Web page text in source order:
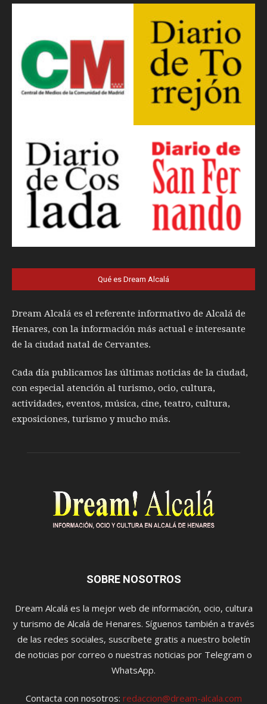
Qué es Dream Alcalá
Dream Alcalá es el referente informativo de Alcalá de
Henares, con la información más actual e interesante
de la ciudad natal de Cervantes.
Cada día publicamos las últimas noticias de la ciudad,
con especial atención al turismo, ocio, cultura,
actividades, eventos, música, cine, teatro, cultura,
exposiciones, turismo y mucho más.
SOBRE NOSOTROS
Dream Alcalá es la mejor web de información, ocio, cultura
y turismo de Alcalá de Henares. Síguenos también a través
de las redes sociales, suscríbete gratis a nuestro boletín
de noticias por correo o nuestras noticias por Telegram o
WhatsApp.
Contacta con nosotros: redaccion@dream-alcala.com